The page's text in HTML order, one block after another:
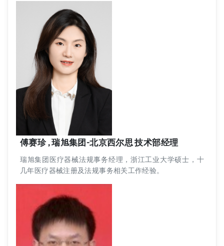
傅赛珍 , 瑞旭集团-北京西尔思 技术部经理
瑞旭集团医疗器械法规事务经理，浙江工业大学硕士，十
几年医疗器械注册及法规事务相关工作经验。